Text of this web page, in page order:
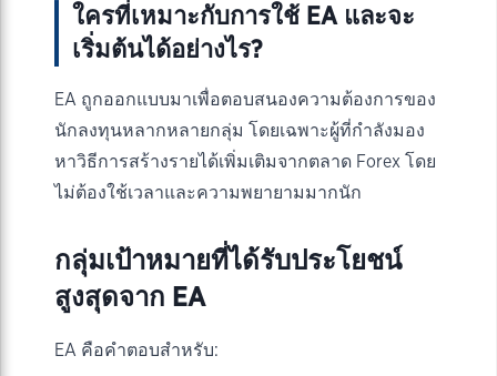
ใครที่เหมาะกับการใช้ EA และจะ
เริ่มต้นได้อย่างไร?
EA ถูกออกแบบมาเพื่อตอบสนองความต้องการของ
นักลงทุนหลากหลายกลุ่ม โดยเฉพาะผู้ที่กำลังมอง
หาวิธีการสร้างรายได้เพิ่มเติมจากตลาด Forex โดย
ไม่ต้องใช้เวลาและความพยายามมากนัก
กลุ่มเป้าหมายที่ได้รับประโยชน์
สูงสุดจาก EA
EA คือคำตอบสำหรับ: